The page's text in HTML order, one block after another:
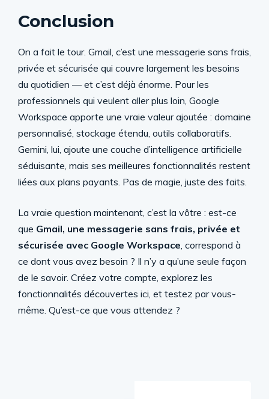
Conclusion
On a fait le tour. Gmail, c’est une messagerie sans frais,
privée et sécurisée qui couvre largement les besoins
du quotidien — et c’est déjà énorme. Pour les
professionnels qui veulent aller plus loin, Google
Workspace apporte une vraie valeur ajoutée : domaine
personnalisé, stockage étendu, outils collaboratifs.
Gemini, lui, ajoute une couche d’intelligence artificielle
séduisante, mais ses meilleures fonctionnalités restent
liées aux plans payants. Pas de magie, juste des faits.
La vraie question maintenant, c’est la vôtre : est-ce
que Gmail, une messagerie sans frais, privée et
sécurisée avec Google Workspace, correspond à
ce dont vous avez besoin ? Il n’y a qu’une seule façon
de le savoir. Créez votre compte, explorez les
fonctionnalités découvertes ici, et testez par vous-
même. Qu’est-ce que vous attendez ?